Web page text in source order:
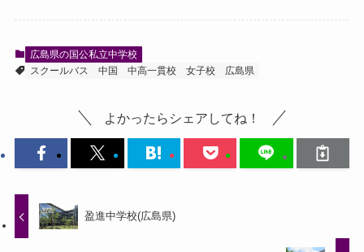
広島県の国公私立中学校
スクールバス
中国 中高一貫校 女子校 広島県
よかったらシェアしてね！
盈進中学校(広島県)